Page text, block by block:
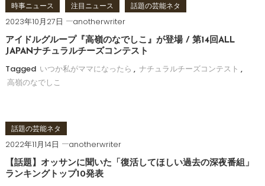
時事ニュース 注目ニュース 話題の芸能ネタ
2023年10月27日 anotherwriter
アイドルグループ『高嶺のなでしこ』が登場 / 第14回ALL
JAPANナチュラルチーズコンテスト
Tagged いつか私がママになったら , ナチュラルチーズコンテスト ,
高嶺のなでしこ
話題の芸能ネタ
2022年11月14日 anotherwriter
【話題】オッサンに聞いた「復活してほしい過去の深夜番組」
ランキングトップ10発表